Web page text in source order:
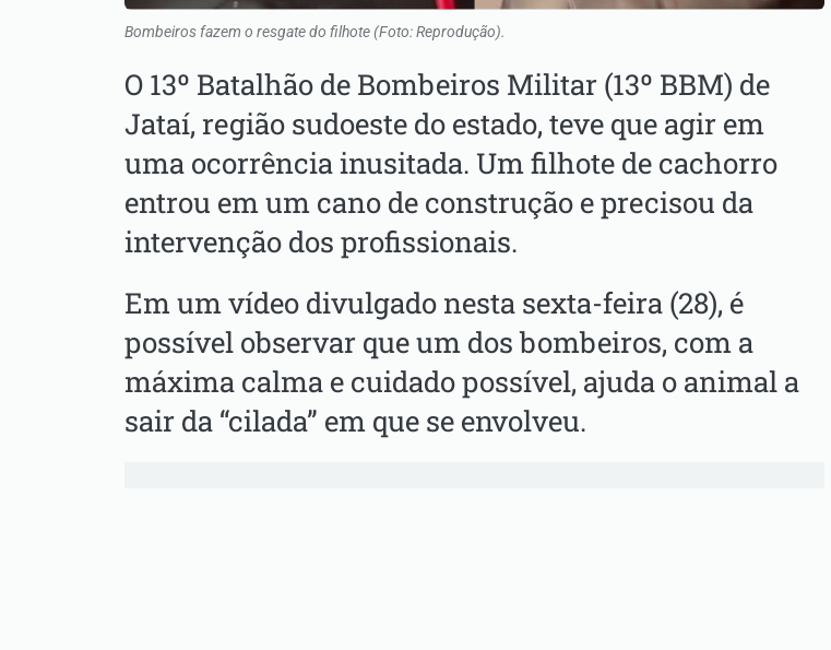
Bombeiros fazem o resgate do filhote (Foto: Reprodução).
O 13º Batalhão de Bombeiros Militar (13º BBM) de
Jataí, região sudoeste do estado, teve que agir em
uma ocorrência inusitada. Um filhote de cachorro
entrou em um cano de construção e precisou da
intervenção dos profissionais.
Em um vídeo divulgado nesta sexta-feira (28), é
possível observar que um dos bombeiros, com a
máxima calma e cuidado possível, ajuda o animal a
sair da “cilada” em que se envolveu.